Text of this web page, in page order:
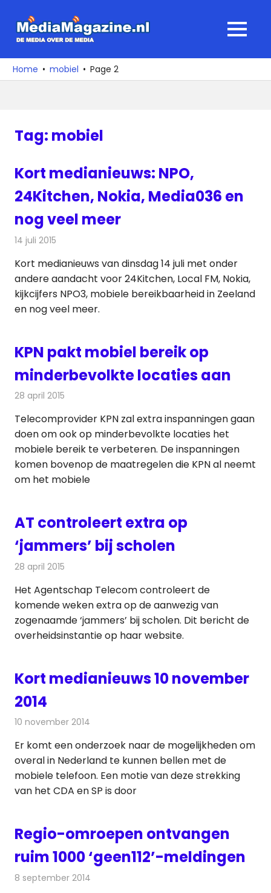
naar
media
over
MENU
Home mobiel Page 2
Tag: mobiel
Kort medianieuws: NPO,
24Kitchen, Nokia, Media036 en
nog veel meer
14 juli 2015
Kort medianieuws van dinsdag 14 juli met onder
andere aandacht voor 24Kitchen, Local FM, Nokia,
kijkcijfers NPO3, mobiele bereikbaarheid in Zeeland
en nog veel meer.
KPN pakt mobiel bereik op
minderbevolkte locaties aan
28 april 2015
Telecomprovider KPN zal extra inspanningen gaan
doen om ook op minderbevolkte locaties het
mobiele bereik te verbeteren. De inspanningen
komen bovenop de maatregelen die KPN al neemt
om het mobiele
AT controleert extra op
‘jammers’ bij scholen
28 april 2015
Het Agentschap Telecom controleert de
komende weken extra op de aanwezig van
zogenaamde ‘jammers’ bij scholen. Dit bericht de
overheidsinstantie op haar website.
Kort medianieuws 10 november
2014
10 november 2014
Er komt een onderzoek naar de mogelijkheden om
overal in Nederland te kunnen bellen met de
mobiele telefoon. Een motie van deze strekking
van het CDA en SP is door
Regio-omroepen ontvangen
ruim 1000 ‘geen112’-meldingen
8 september 2014